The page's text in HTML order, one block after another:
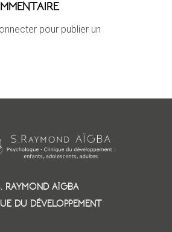
pour publier un
RAYMOND AÏGBA
DU DÉVELOPPEMENT